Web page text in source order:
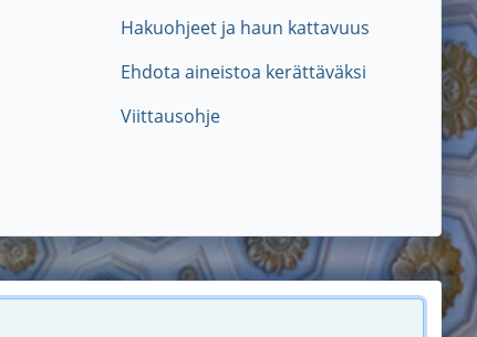
Hakuohjeet ja haun kattavuus
Ehdota aineistoa kerättäväksi
Viittausohje